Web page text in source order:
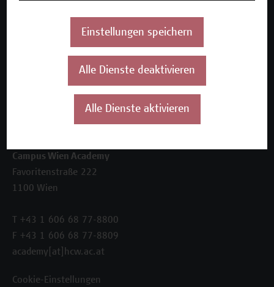
Die Campus Wien Academy
Campus Wien Academy
Favoritenstraße 222
1100 Wien
T +43 1 606 68 77-8800
F +43 1 606 68 77-8809
academy[at]hcw.ac.at
Cookie-Einstellungen
Einstellungen speichern
Alle Dienste deaktivieren
Alle Dienste aktivieren